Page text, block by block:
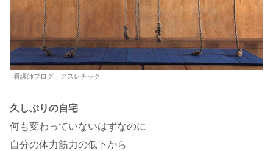
看護師ブログ：アスレチック
久しぶりの自宅
何も変わっていないはずなのに
自分の体力筋力の低下から